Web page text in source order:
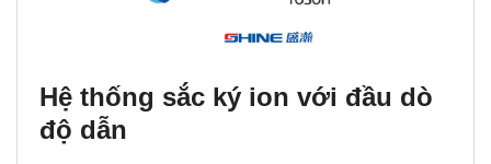
Hệ thống sắc ký ion với đầu dò
độ dẫn